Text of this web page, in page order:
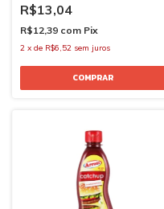
R$13,04
R$12,39 com Pix
2 x de R$6,52 sem juros